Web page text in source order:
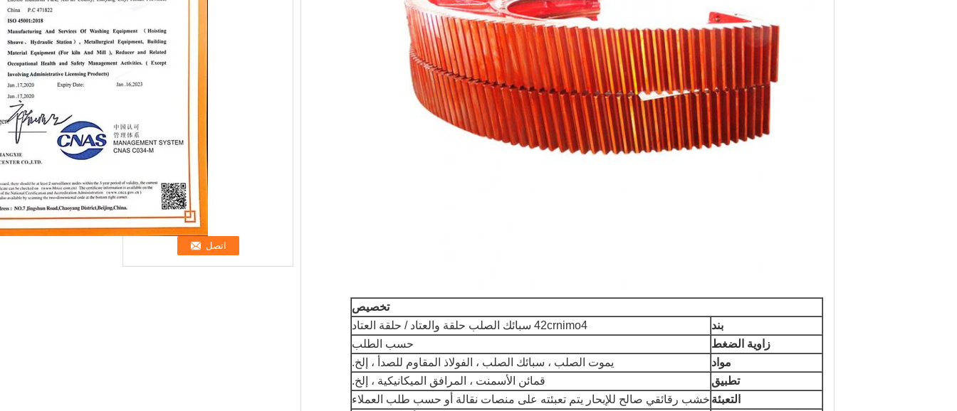
تخصيص
بند
42crnimo4 سبائك الصلب حلقة والعتاد / حلقة العتاد
زاوية الضغط
حسب الطلب
مواد
يموت الصلب ، سبائك الصلب ، الفولاذ المقاوم للصدأ ، إلخ.
تطبيق
قمائن الأسمنت ، المرافق الميكانيكية ، إلخ.
التعبئة خشب رقائقي صالح للإبحار يتم تعبئته على منصات نقالة أو حسب طلب العملاء